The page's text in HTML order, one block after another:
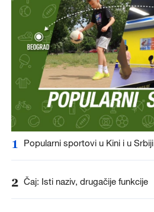
1 Popularni sportovi u Kini i u Srbiji
2 Čaj: Isti naziv, drugačije funkcije